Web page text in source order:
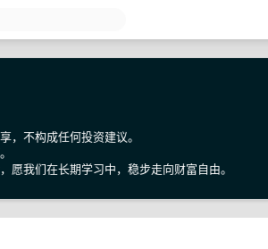
，不构成任何投资建议。
愿我们在长期学习中，稳步走向财富自由。